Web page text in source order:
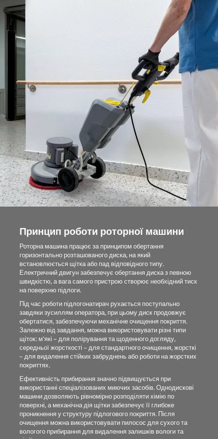
Принцип роботи роторної машини
Роторна машина працює за принципом обертання
горизонтально розташованого диска, на який
встановлюється щітка або пад відповідного типу.
Електричний двигун забезпечує обертання диска з певною
швидкістю, а вага самого пристрою створює необхідний тиск
на поверхню підлоги.
Під час роботи підлогонатирач рухається поступально
завдяки зусиллям оператора, при цьому диск продовжує
обертатися, забезпечуючи механічне очищення покриття.
Залежно від завдання, можна використовувати різні типи
щіток: м'які – для полірування та щоденного догляду,
середньої жорсткості – для стандартного очищення, жорсткі
– для видалення стійких забруднень або роботи на жорстких
покриттях.
Ефективність прибирання значно підвищується при
використанні спеціалізованих миючих засобів. Однодискові
машини дозволяють рівномірно розподіляти хімію по
поверхні, а механічна дія щітки забезпечує її глибоке
проникнення у структуру підлогового покриття. Після
очищення можна використовувати пилосос для сухого та
вологого прибирання для видалення залишків вологи та